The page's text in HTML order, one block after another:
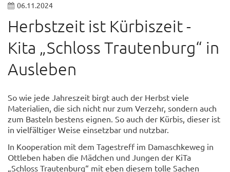
06.11.2024
Herbstzeit ist Kürbiszeit -
Kita „Schloss Trautenburg“ in
Ausleben
So wie jede Jahreszeit birgt auch der Herbst viele
Materialien, die sich nicht nur zum Verzehr, sondern auch
zum Basteln bestens eignen. So auch der Kürbis, dieser ist
in vielfältiger Weise einsetzbar und nutzbar.
In Kooperation mit dem Tagestreff im Damaschkeweg in
Ottleben haben die Mädchen und Jungen der KiTa
„Schloss Trautenburg“ mit eben diesem tolle Sachen